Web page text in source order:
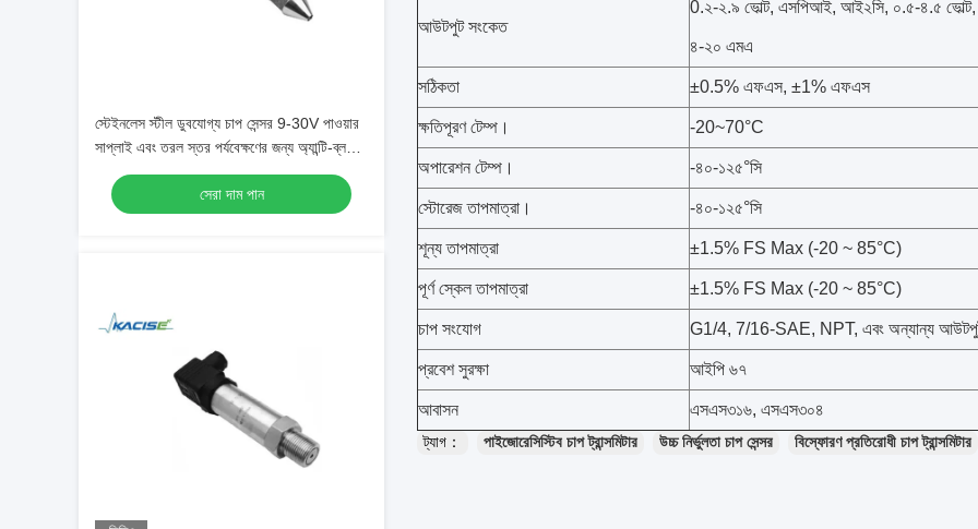
স্টেইনলেস স্টীল ডুবযোগ্য চাপ সেন্সর 9-30V পাওয়ার
সাপ্লাই এবং তরল স্তর পর্যবেক্ষণের জন্য অ্যান্টি-ব্লক
খুচরা যন্ত্রাংশ সহ
সেরা দাম পান
আউটপুট সংকেত
0.২-২.৯ ভোল্ট, এসপিআই, আই২সি, ০.৫-৪.৫ ভোল্ট,
৪-২০ এমএ
সঠিকতা ±0.5% এফএস, ±1% এফএস
ক্ষতিপূরণ টেম্প। -20~70°C
অপারেশন টেম্প। -৪০-১২৫°সি
স্টোরেজ তাপমাত্রা। -৪০-১২৫°সি
শূন্য তাপমাত্রা ±1.5% FS Max (-20 ~ 85°C)
পূর্ণ স্কেল তাপমাত্রা ±1.5% FS Max (-20 ~ 85°C)
চাপ সংযোগ G1/4, 7/16-SAE, NPT, এবং অন্যান্য
প্রবেশ সুরক্ষা আইপি ৬৭
আবাসন এসএস৩১৬, এসএস৩০৪
ট্যাগ： পাইজোরেসিস্টিব চাপ ট্রান্সমিটার উচ্চ নির্ভুলতা চাপ সেন্সর বিস্ফোরণ প্রতিরোধী চাপ ট্রান্সমিটার